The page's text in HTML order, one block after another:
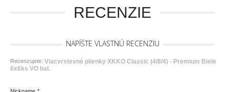
RECENZIE
NAPÍŠTE VLASTNÚ RECENZIU
Recenzujete: Viacvrstevné plienky XKKO Classic (4/8/4) - Premium Biele
6x6ks VO bal.